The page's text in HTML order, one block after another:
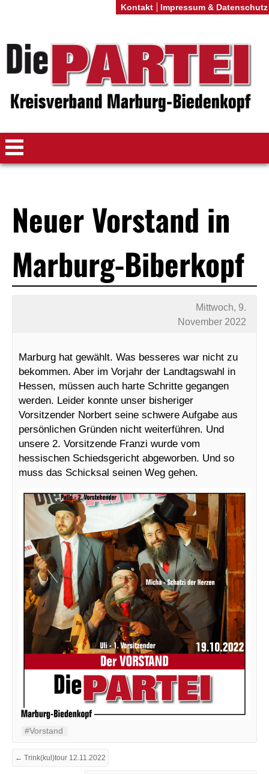
Neuer Vorstand in
Marburg-Biberkopf
Mittwoch, 9.
November 2022
Marburg hat gewählt. Was besseres war nicht zu
bekommen. Aber im Vorjahr der Landtagswahl in
Hessen, müssen auch harte Schritte gegangen
werden. Leider konnte unser bisheriger
Vorsitzender Norbert seine schwere Aufgabe aus
persönlichen Gründen nicht weiterführen. Und
unsere 2. Vorsitzende Franzi wurde vom
hessischen Schiedsgericht abgeworben. Und so
muss das Schicksal seinen Weg gehen.
#Vorstand
← Trink(kul)tour 12.11.2022
Kontakt Impressum & Datenschutz